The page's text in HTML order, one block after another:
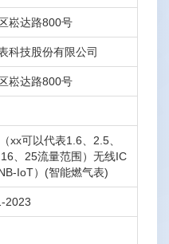
崧达路800号
科技股份有限公司
崧达路800号
xx可以代表1.6、2.5、
、25流量范围）无线IC
IoT）(智能燃气表)
2023